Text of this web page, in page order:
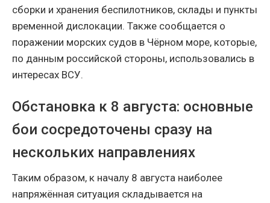
сборки и хранения беспилотников, склады и пункты
временной дислокации. Также сообщается о
поражении морских судов в Чёрном море, которые,
по данным российской стороны, использовались в
интересах ВСУ.
Обстановка к 8 августа: основные
бои сосредоточены сразу на
нескольких направлениях
Таким образом, к началу 8 августа наиболее
напряжённая ситуация складывается на